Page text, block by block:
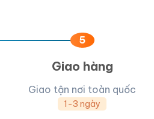
5
Giao hàng
Giao tận nơi toàn quốc
1-3 ngày